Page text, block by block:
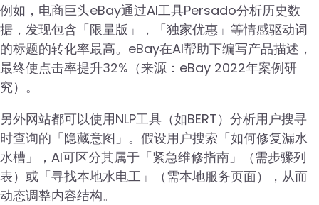
例如，电商巨头eBay通过AI工具Persado分析历史数
据，发现包含「限量版」，「独家优惠」等情感驱动词
的标题的转化率最高。eBay在AI帮助下编写产品描述，
最终使点击率提升32%（来源：eBay 2022年案例研
究）。
另外网站都可以使用NLP工具（如BERT）分析用户搜寻
时查询的「隐藏意图」。假设用户搜索「如何修复漏水
水槽」，AI可区分其属于「紧急维修指南」（需步骤列
表）或「寻找本地水电工」（需本地服务页面），从而
动态调整内容结构。